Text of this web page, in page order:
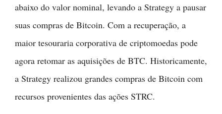
abaixo do valor nominal, levando a Strategy a pausar
suas compras de Bitcoin. Com a recuperação, a
maior tesouraria corporativa de criptomoedas pode
agora retomar as aquisições de BTC. Historicamente,
a Strategy realizou grandes compras de Bitcoin com
recursos provenientes das ações STRC.